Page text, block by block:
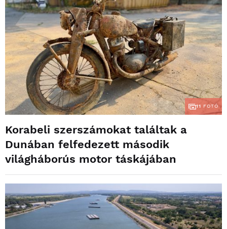
11 FOTÓ
Korabeli szerszámokat találtak a
Dunában felfedezett második
világháborús motor táskájában